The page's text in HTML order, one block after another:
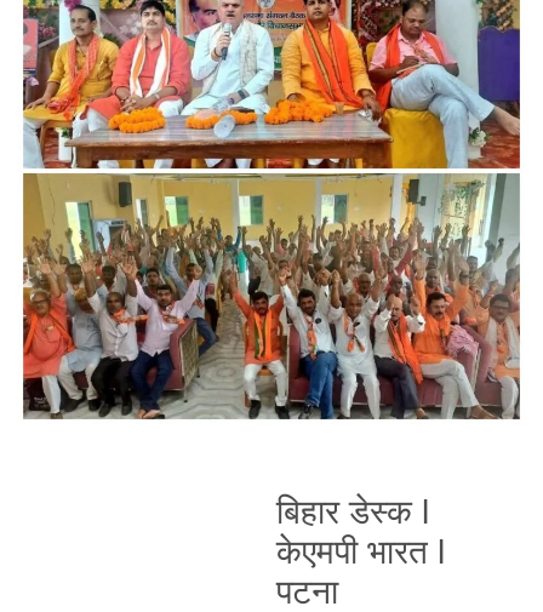
बिहार डेस्क l
केएमपी भारत l
पटना